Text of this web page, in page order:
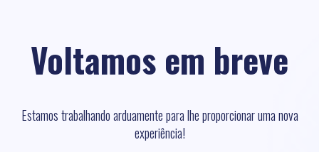
Voltamos em breve
Estamos trabalhando arduamente para lhe proporcionar uma nova
experiência!